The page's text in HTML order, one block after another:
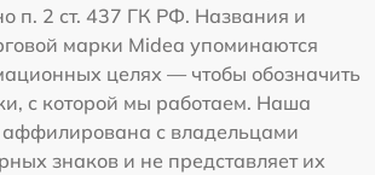
п. 2 ст. 437 ГК РФ. Названия и
марки Midea упоминаются
целях — чтобы обозначить
с которой мы работаем. Наша
аффилирована с владельцами
знаков и не представляет их